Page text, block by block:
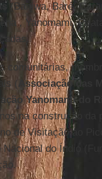
(Baniwa, Baré,
, Yanomami,
comunitárias,
( Associação das
Yanomami do
na construção da
de Visitação ao
do Índio